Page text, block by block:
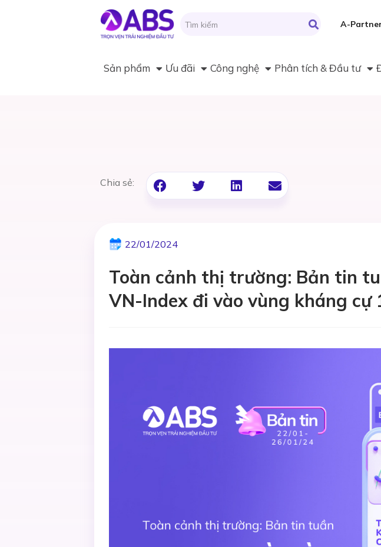
A-
Sản phẩm Ưu đãi Công nghệ Phân tích & Đầu tư
Chia sẻ:
22/01/2024
Toàn cảnh thị trường: Bản tin
VN-Index đi vào vùng kháng cự